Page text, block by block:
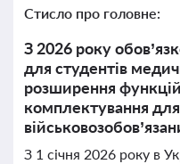
Стисло про головне:
З 2026 року
для студентів
розширення
комплектування
З 1 січня 2026 року в